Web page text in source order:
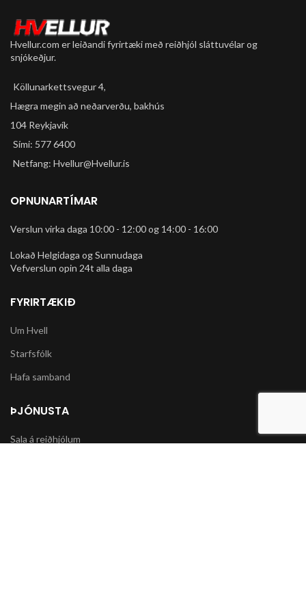
Hvellur.com er leiðandi fyrirtæki með reiðhjól sláttuvélar og
snjókeðjur.
Köllunarkettsvegur 4,
Hægra megin að neðarverðu, bakhús
104 Reykjavík
Sími: 577 6400
Netfang: Hvellur@Hvellur.is
OPNUNARTÍMAR
Verslun virka daga 10:00 - 12:00 og 14:00 - 16:00
Lokað Helgidaga og Sunnudaga
Vefverslun opin 24t alla daga
FYRIRTÆKIÐ
Um Hvell
Starfsfólk
Hafa samband
ÞJÓNUSTA
Sala á reiðhjólum